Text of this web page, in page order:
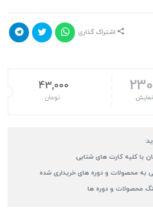
اشتراک گذاری
نمایش
43,000
تومان
با کلیه کارت های شتابی
محصولات و دوره های خریداری شده
محصولات و دوره ها